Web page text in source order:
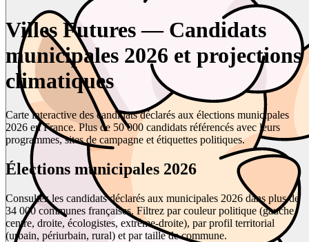
Villes Futures — Candidats
municipales 2026 et projections
climatiques
Carte interactive des candidats déclarés aux élections municipales
2026 en France. Plus de 50 000 candidats référencés avec leurs
programmes, sites de campagne et étiquettes politiques.
Élections municipales 2026
Consultez les candidats déclarés aux municipales 2026 dans plus de
34 000 communes françaises. Filtrez par couleur politique (gauche,
centre, droite, écologistes, extrême-droite), par profil territorial
(urbain, périurbain, rural) et par taille de commune.